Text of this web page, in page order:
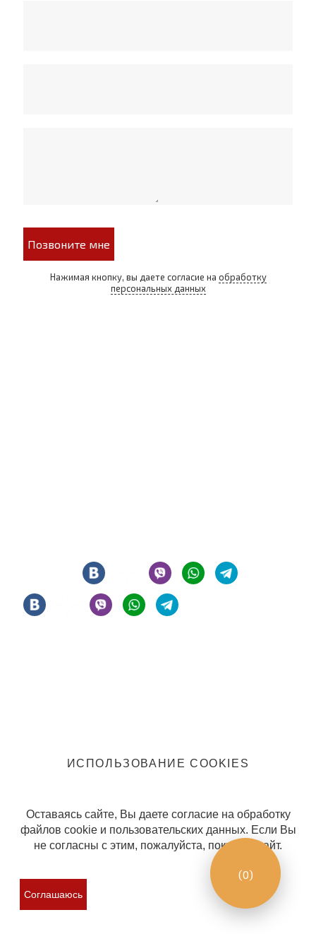
(0)
Позвоните мне
Нажимая кнопку, вы даете согласие на обработку
персональных данных
ИСПОЛЬЗОВАНИЕ COOKIES
Оставаясь сайте, Вы даете согласие на обработку
файлов cookie и пользовательских данных. Если Вы
не согласны с этим, пожалуйста, покиньте сайт.
Соглашаюсь